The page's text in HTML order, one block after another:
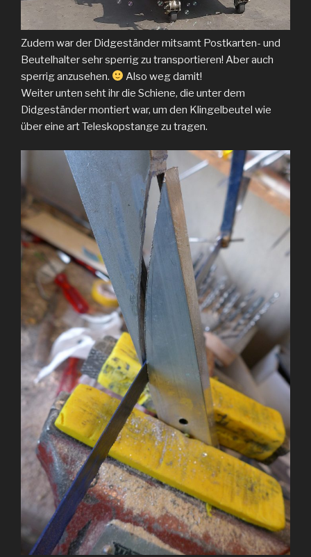
Zudem war der Didgeständer mitsamt Postkarten- und
Beutelhalter sehr sperrig zu transportieren! Aber auch
sperrig anzusehen.
Also weg damit!
Weiter unten seht ihr die Schiene, die unter dem
Didgeständer montiert war, um den Klingelbeutel wie
über eine art Teleskopstange zu tragen.